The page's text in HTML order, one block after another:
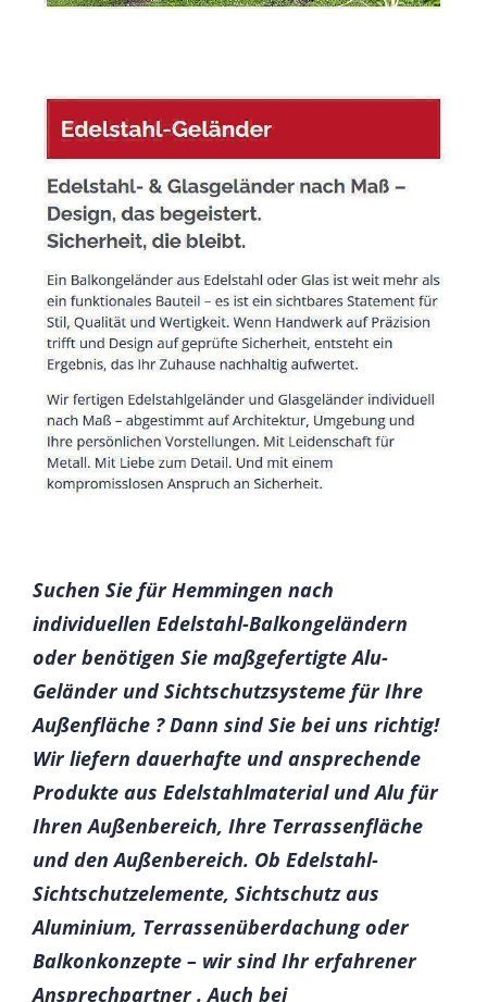
Suchen Sie für Hemmingen nach
individuellen Edelstahl-Balkongeländern
oder benötigen Sie maßgefertigte Alu-
Geländer und Sichtschutzsysteme für Ihre
Außenfläche ? Dann sind Sie bei uns richtig!
Wir liefern dauerhafte und ansprechende
Produkte aus Edelstahlmaterial und Alu für
Ihren Außenbereich, Ihre Terrassenfläche
und den Außenbereich. Ob Edelstahl-
Sichtschutzelemente, Sichtschutz aus
Aluminium, Terrassenüberdachung oder
Balkonkonzepte – wir sind Ihr erfahrener
Ansprechpartner . Auch bei